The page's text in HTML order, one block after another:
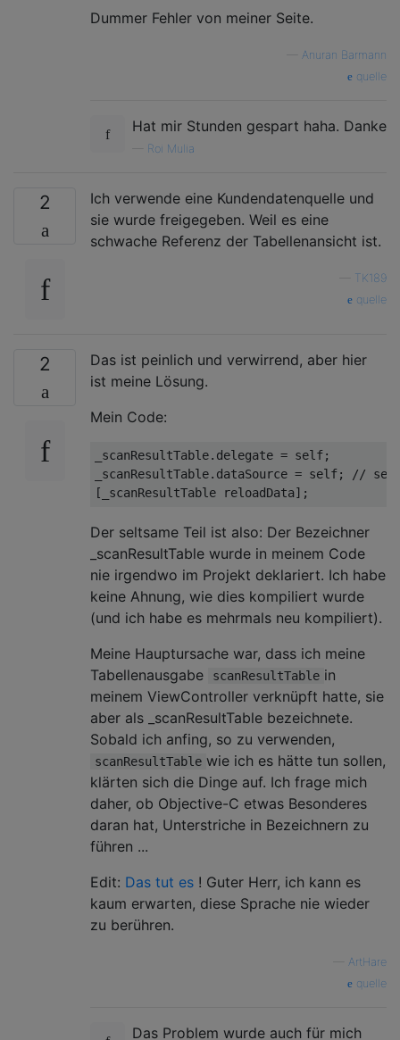
Dummer Fehler von meiner Seite.
Anuran Barmann
quelle
Hat mir Stunden gespart haha. Danke
Roi Mulia
2
Ich verwende eine Kundendatenquelle und
sie wurde freigegeben. Weil es eine
schwache Referenz der Tabellenansicht ist.
TK189
quelle
2
Das ist peinlich und verwirrend, aber hier
ist meine Lösung.
Mein Code:
_scanResultTable.delegate = self;
_scanResultTable.dataSource = self; //
[_scanResultTable reloadData] ;
Der seltsame Teil ist also: Der Bezeichner
_scanResultTable wurde in meinem Code
nie irgendwo im Projekt deklariert. Ich habe
keine Ahnung, wie dies kompiliert wurde
(und ich habe es mehrmals neu kompiliert).
Meine Hauptursache war, dass ich meine
Tabellenausgabe
scanResultTable in
meinem ViewController verknüpft hatte, sie
aber als _scanResultTable bezeichnete.
Sobald ich anfing, so zu verwenden,
scanResultTable wie ich es hätte tun sollen,
klärten sich die Dinge auf. Ich frage mich
daher, ob Objective-C etwas Besonderes
daran hat, Unterstriche in Bezeichnern zu
führen ...
Edit: Das tut es ! Guter Herr, ich kann es
kaum erwarten, diese Sprache nie wieder
zu berühren.
ArtHare
quelle
Das Problem wurde auch für mich